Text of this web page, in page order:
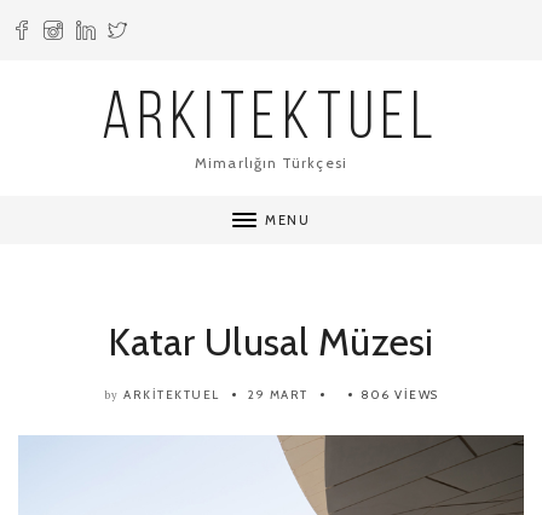
ARKITEKTUEL
Mimarlığın Türkçesi
MENU
Katar Ulusal Müzesi
by ARKITEKTUEL 29 MART 806 VIEWS